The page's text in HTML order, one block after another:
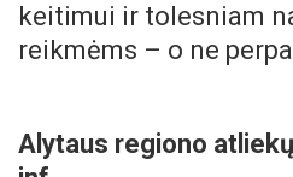
keitimui ir tolesniam
reikmėms – o ne
Alytaus regiono